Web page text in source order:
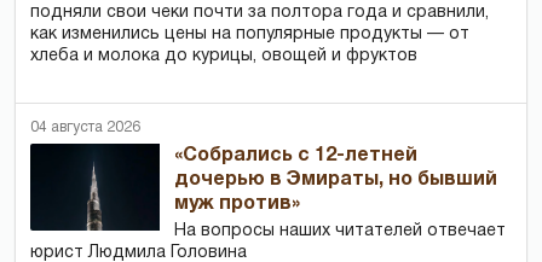
подняли свои чеки почти за полтора года и сравнили,
как изменились цены на популярные продукты — от
хлеба и молока до курицы, овощей и фруктов
04 августа 2026
«Собрались с 12-летней
дочерью в Эмираты, но бывший
муж против»
На вопросы наших читателей отвечает
юрист Людмила Головина